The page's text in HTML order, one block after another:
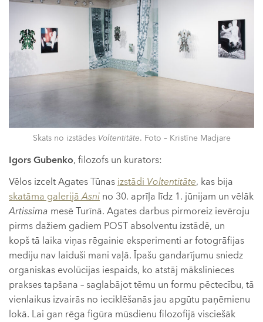
Skats no izstādes Voltentitāte. Foto – Kristīne Madjare
Igors Gubenko, filozofs un kurators:
Vēlos izcelt Agates TūnasizstādiVoltentitāte, kas bija
skatāma galerijāAsni no 30. aprīļa līdz 1. jūnijam un vēlāk
Artissima mesē Turīnā. Agates darbus pirmoreiz ievēroju
pirms dažiem gadiem POST absolventu izstādē, un
kopš tā laika viņas rēgainie eksperimenti ar fotogrāfijas
mediju nav laiduši mani vaļā. Īpašu gandarījumu sniedz
organiskas evolūcijas iespaids, ko atstāj mākslinieces
prakses tapšana – saglabājot tēmu un formu pēctecību, tā
vienlaikus izvairās no ieciklēšanās jau apgūtu paņēmienu
lokā. Lai gan rēga figūra mūsdienu filozofijā visciešāk